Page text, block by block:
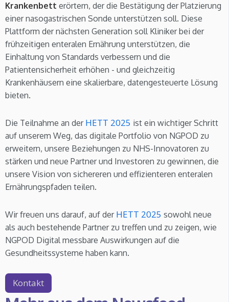
Krankenbett erörtern, der die Bestätigung der Platzierung
einer nasogastrischen Sonde unterstützen soll. Diese
Plattform der nächsten Generation soll Kliniker bei der
frühzeitigen enteralen Ernährung unterstützen, die
Einhaltung von Standards verbessern und die
Patientensicherheit erhöhen - und gleichzeitig
Krankenhäusern eine skalierbare, datengesteuerte Lösung
bieten.
Die Teilnahme an der HETT 2025 ist ein wichtiger Schritt
auf unserem Weg, das digitale Portfolio von NGPOD zu
erweitern, unsere Beziehungen zu NHS-Innovatoren zu
stärken und neue Partner und Investoren zu gewinnen, die
unsere Vision von sichereren und effizienteren enteralen
Ernährungspfaden teilen.
Wir freuen uns darauf, auf der HETT 2025 sowohl neue
als auch bestehende Partner zu treffen und zu zeigen, wie
NGPOD Digital messbare Auswirkungen auf die
Gesundheitssysteme haben kann.
Kontakt